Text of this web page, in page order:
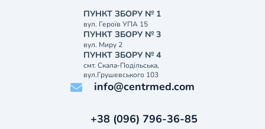
ПУНКТ ЗБОРУ № 1
вул. Героїв УПА 15
ПУНКТ ЗБОРУ № 3
вул. Миру 2
ПУНКТ ЗБОРУ № 4
смт. Скала-Подільська,
вул.Грушевського 103
info@centrmed.com
+38 (096) 796-36-85